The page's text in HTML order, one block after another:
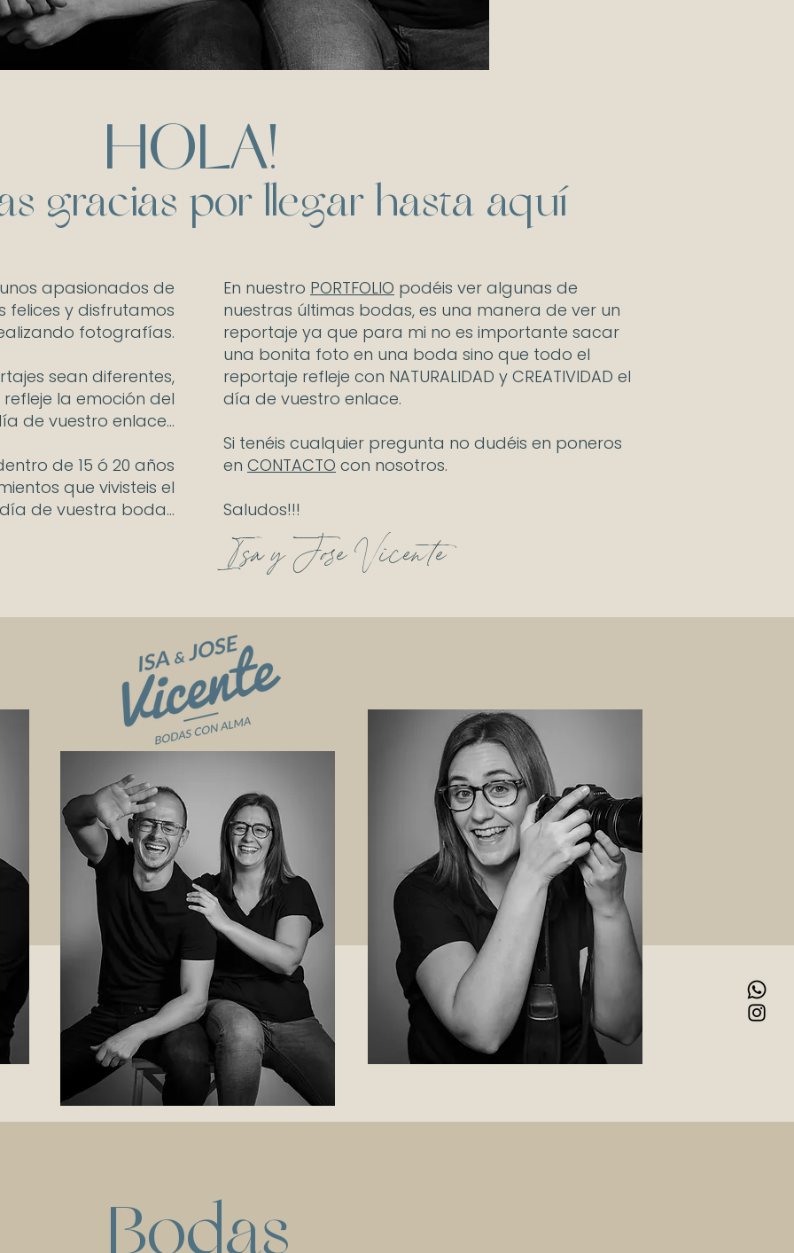
HOLA!
gracias por llegar hasta aquí
apasionados de
y disfrutamos
fotografías.
sean diferentes,
la emoción del
de vuestro enlace…
de 15 ó 20 años
que vivisteis el
día de vuestra boda…
En nuestro PORTFOLIO podéis ver algunas de
nuestras últimas bodas, es una manera de ver un
reportaje ya que para mi no es importante sacar
una bonita foto en una boda sino que todo el
reportaje refleje con NATURALIDAD y CREATIVIDAD el
día de vuestro enlace.
Si tenéis cualquier pregunta no dudéis en poneros
en CONTACTO con nosotros.
Saludos!!!
Isa y Jose Vicente